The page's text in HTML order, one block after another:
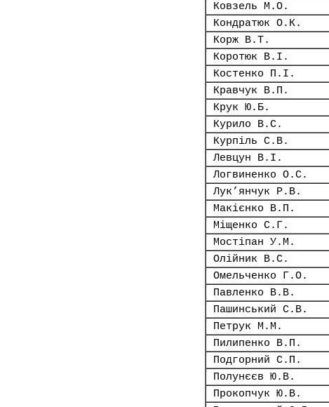
Ковзель М.О.
Кондратюк О.К.
Корж В.Т.
Коротюк В.І.
Костенко П.І.
Кравчук В.П.
Крук Ю.Б.
Курило В.С.
Курпіль С.В.
Левцун В.І.
Логвиненко О.С.
Лук’янчук Р.В.
Макієнко В.П.
Міщенко С.Г.
Мостіпан У.М.
Олійник В.С.
Омельченко Г.О.
Павленко В.В.
Пашинський С.В.
Петрук М.М.
Пилипенко В.П.
Подгорний С.П.
Полунєєв Ю.В.
Прокопчук Ю.В.